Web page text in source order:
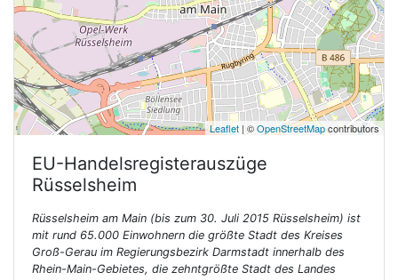
Leaflet | ©OpenStreetMapcontributors
EU-Handelsregisterauszüge
Rüsselsheim
Rüsselsheim am Main (bis zum 30. Juli 2015 Rüsselsheim) ist
mit rund 65.000 Einwohnern die größte Stadt des Kreises
Groß-Gerau im Regierungsbezirk Darmstadt innerhalb des
Rhein-Main-Gebietes, die zehntgrößte Stadt des Landes